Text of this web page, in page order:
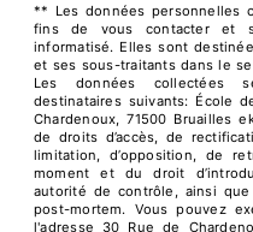
** Les données personnelles
fins de vous contacter et
informatisé. Elles sont
et ses sous-traitants dans le
Les données collectées
destinataires suivants: École
Chardenoux, 71500 Bruailles
de droits d’accès, de
limitation, d’opposition, de
moment et du droit
autorité de contrôle, ainsi
post-mortem. Vous pouvez
l'adresse 30 Rue de